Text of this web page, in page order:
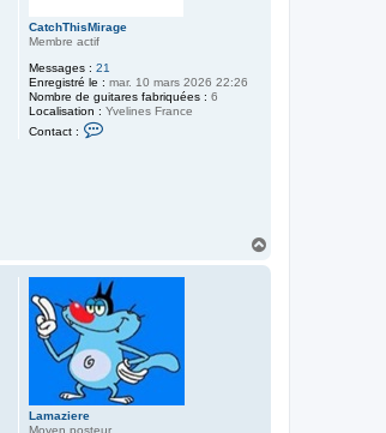
CatchThisMirage
Membre actif
Messages : 21
Enregistré le : mar. 10 mars 2026 22:26
Nombre de guitares fabriquées : 6
Localisation : Yvelines France
Contact :
a
t
c
h
i
s
M
i
a
Lamaziere
Moyen posteur